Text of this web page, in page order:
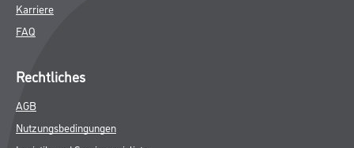
Karriere
FAQ
Rechtliches
AGB
Nutzungsbedingungen